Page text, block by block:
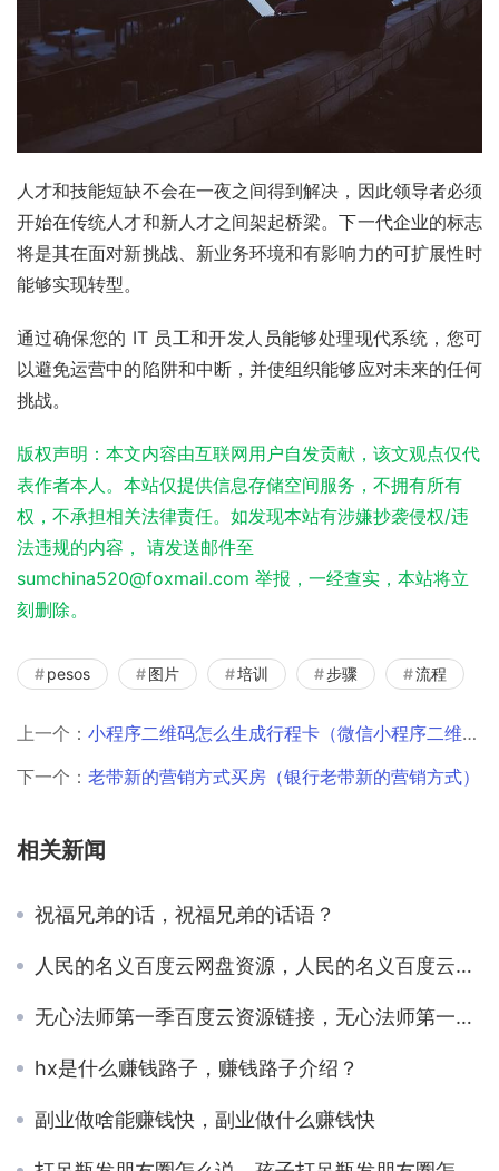
人才和技能短缺不会在一夜之间得到解决，因此领导者必须
开始在传统人才和新人才之间架起桥梁。下一代企业的标志
将是其在面对新挑战、新业务环境和有影响力的可扩展性时
能够实现转型。
通过确保您的 IT 员工和开发人员能够处理现代系统，您可
以避免运营中的陷阱和中断，并使组织能够应对未来的任何
挑战。
版权声明：本文内容由互联网用户自发贡献，该文观点仅代
表作者本人。本站仅提供信息存储空间服务，不拥有所有
权，不承担相关法律责任。如发现本站有涉嫌抄袭侵权/违
法违规的内容， 请发送邮件至
sumchina520@foxmail.com 举报，一经查实，本站将立
刻删除。
pesos 图片 培训 步骤 流程
上一个： 小程序二维码怎么生成行程卡（微信小程序二维码怎么生成）
下一个： 老带新的营销方式买房（银行老带新的营销方式）
相关新闻
祝福兄弟的话，祝福兄弟的话语？
人民的名义百度云网盘资源，人民的名义百度云网盘资源下载云盘？
无心法师第一季百度云资源链接，无心法师第一季资源百度网盘？
hx是什么赚钱路子，赚钱路子介绍？
副业做啥能赚钱快，副业做什么赚钱快